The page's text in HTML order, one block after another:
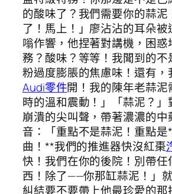
的酸味了？我們需要你的蒜泥
了！馬上！」廖沾沾的耳朵被
嗡作響，他捏著對講機，困惑
務？酸味？等等！我聞到的不
粉過度膨脹的焦慮味！還有，
Audi零件開！我的陳年老蒜泥
時的溫和震動！」「蒜泥？
崩潰的尖叫聲，帶著濃濃的中
音：「重點不是蒜泥！重點是
曲！**我們的推進器快沒紅棗
快！我們在你的後院！別帶任
西！除了——你那缸蒜泥！」
糾結要不要帶上他最珍愛的那